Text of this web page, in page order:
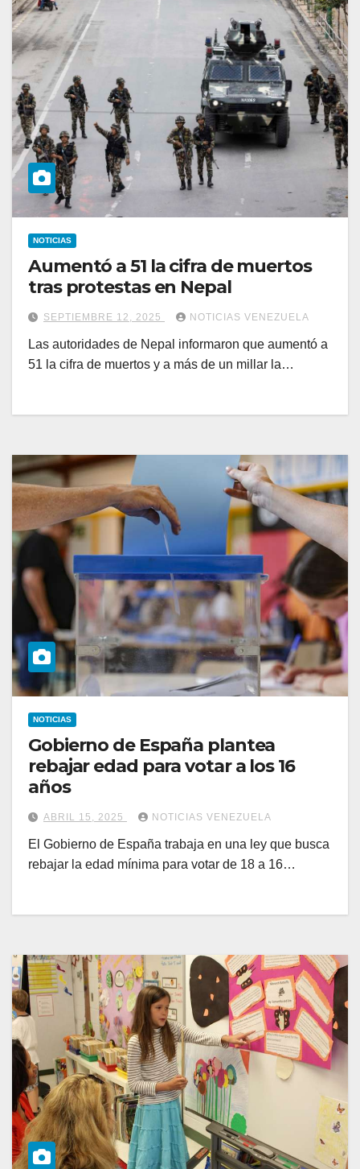
NOTICIAS
Aumentó a 51 la cifra de muertos
tras protestas en Nepal
SEPTIEMBRE 12, 2025 NOTICIAS VENEZUELA
Las autoridades de Nepal informaron que aumentó a
51 la cifra de muertos y a más de un millar la…
NOTICIAS
Gobierno de España plantea
rebajar edad para votar a los 16
años
ABRIL 15, 2025 NOTICIAS VENEZUELA
El Gobierno de España trabaja en una ley que busca
rebajar la edad mínima para votar de 18 a 16…